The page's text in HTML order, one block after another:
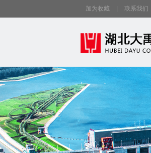
加为收藏 联系我们